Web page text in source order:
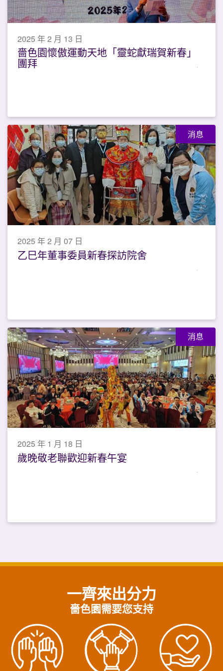
2025 年 2 月 13 日
嗇色園懷傲運動天地「靈蛇獻瑞賀新春」
團拜
消息
2025 年 2 月 07 日
乙巳年董事委員新春探訪院舍
消息
2025 年 1 月 18 日
歲晚敬老聯歡迎新春午宴
一齊來出分力
嗇色園需要您支持